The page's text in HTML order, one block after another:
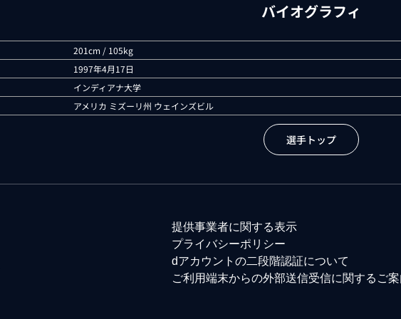
バイオグラフィ
201cm / 105kg
1997年4月17日
インディアナ大学
アメリカ ミズーリ州 ウェインズビル
選手トップ
提供事業者に関する表示
プライバシーポリシー
dアカウントの二段階認証について
ご利用端末からの外部送信受信に関するご